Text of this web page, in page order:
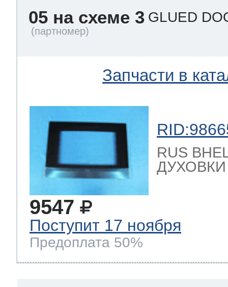
05 на схеме 3 GLUED
Запчасти в
RUS
ДУХОВКИ
9547
Поступит 17 ноября
Предоплата 50%